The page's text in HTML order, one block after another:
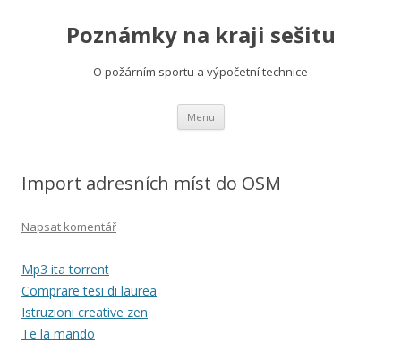
Poznámky na kraji sešitu
O požárním sportu a výpočetní technice
Menu Přejít
obsahu
Import adresních míst do OSM
Napsat komentář
Mp3 ita torrent
Comprare tesi di laurea
Istruzioni creative zen
Te la mando